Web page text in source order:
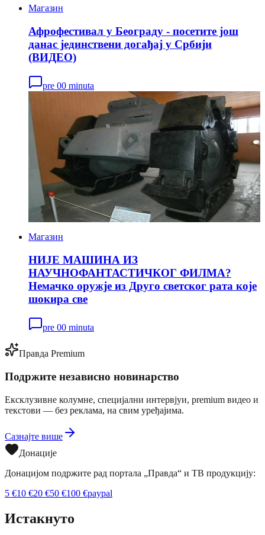
Магазин
Афрофестивал у Београду - посетите још
данас јединствени догађај у Србији
(ВИДЕО)
pre 00 minuta
Магазин
НИЈЕ МАШИНА ИЗ
НАУЧНОФАНТАСТИЧКОГ ФИЛМА?
Немачко оружје из Друго светског рата које
шокира све
pre 00 minuta
Правда Premium
Подржите независно новинарство
Ексклузивне колумне, специјални интервјуи, premium видео и
текстови — без реклама, на свим уређајима.
Сазнајте више
Донације
Донацијом подржите рад портала „Правда“ и ТВ продукцију:
5 €10 €20 €50 €100 €paypal
Истакнуто